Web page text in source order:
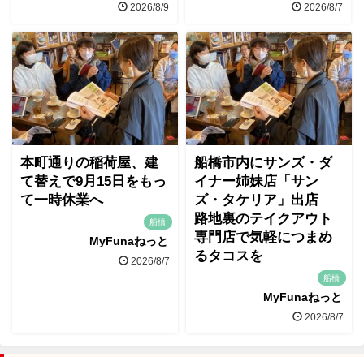
2026/8/9 2026/8/7
本町通りの稲荷屋、建
て替えで9月15日をもっ
て一時休業へ
船橋
MyFunaねっと
2026/8/7
船橋市内にサンズ・ダ
イナー姉妹店「サン
ズ・タケリア」出店
路地裏のテイクアウト
専門店で気軽につまめ
るタコスを
船橋
MyFunaねっと
2026/8/7